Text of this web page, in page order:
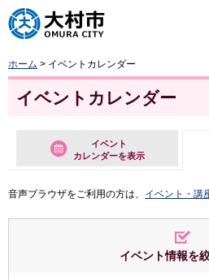
大村市
ホーム > イベントカレンダー
イベントカレンダー
イベント
カレンダーを表示
音声ブラウザをご利用の方は、 イベント・講
イベント情報を